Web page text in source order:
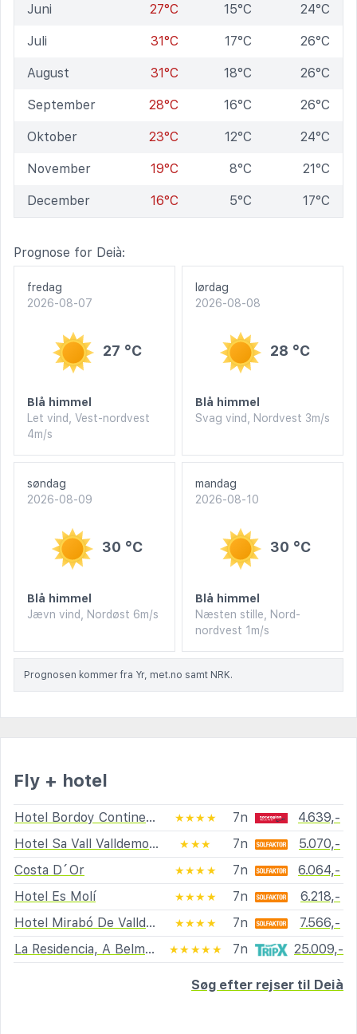
Juni 27°C 15°C 24°C
Juli 31°C 17°C 26°C
August 31°C 18°C 26°C
September 28°C 16°C 26°C
Oktober 23°C 12°C 24°C
November 19°C 8°C 21°C
December 16°C 5°C 17°C
Prognose for Deià:
fredag
2026-08-07
27 °C
Blå himmel
Let vind, Vest-nordvest
4m/s
lørdag
2026-08-08
28 °C
Blå himmel
Svag vind, Nordvest 3m/s
søndag
2026-08-09
30 °C
Blå himmel
Jævn vind, Nordøst 6m/s
mandag
2026-08-10
30 °C
Blå himmel
Næsten stille, Nord-
nordvest 1m/s
Prognosen kommer fra Yr, met.no samt NRK.
Fly + hotel
Hotel Bordoy Continental Valldemossa ★★★★ 7n
4.639,-
Hotel Sa Vall Valldemossa
★★★ 7n
5.070,-
Costa D´Or
★★★★ 7n
6.064,-
Hotel Es Molí
★★★★ 7n
6.218,-
Hotel Mirabó De Valldemossa
★★★★ 7n
7.566,-
La Residencia, A Belmond Hotel, Mallorca
★★★★★ 7n 25.009,-
Søg efter rejser til Deià